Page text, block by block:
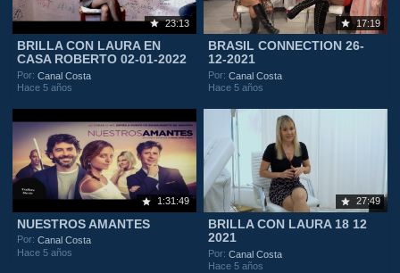
23:13
BRILLA CON LAURA EN
CASA ROBERTO 02-01-2022
Por:Canal Costa
Hace 5 años
17:19
BRASIL CONNECTION 26-
12-2021
Por:Canal Costa
Hace 5 años
1:31:49
NUESTROS AMANTES
Por:Canal Costa
Hace 5 años
27:49
BRILLA CON LAURA 18 12
2021
Por:Canal Costa
Hace 5 años